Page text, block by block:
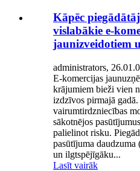
Kāpēc
vislabākie e-
jaunizveidotiem
administrators,
E-komercijas
krājumiem bieži vien
izdzīvos pirmajā
vairumtirdzniecības
sākotnējos
palielinot risku.
pasūtījuma
un ilgtspējīgāku...
Lasīt vairāk